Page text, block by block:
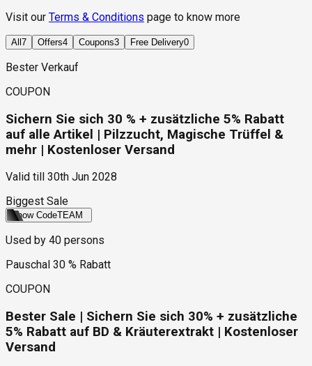
Visit our Terms & Conditions page to know more
All 7 Offers4 Coupons3 Free Delivery0
Bester Verkauf
COUPON
Sichern Sie sich 30 % + zusätzliche 5% Rabatt
auf alle Artikel | Pilzzucht, Magische Trüffel &
mehr | Kostenloser Versand
Valid till
30th Jun 2028
Biggest Sale
Show CodeTEAM
Used by 40 persons
Pauschal 30 % Rabatt
COUPON
Bester Sale | Sichern Sie sich 30% + zusätzliche
5% Rabatt auf BD & Kräuterextrakt | Kostenloser
Versand